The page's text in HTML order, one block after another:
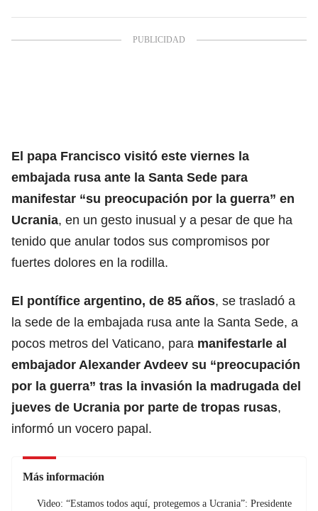
El papa Francisco visitó este viernes la
embajada rusa ante la Santa Sede para
manifestar “su preocupación por la guerra” en
Ucrania, en un gesto inusual y a pesar de que ha
tenido que anular todos sus compromisos por
fuertes dolores en la rodilla.
El pontífice argentino, de 85 años, se trasladó a
la sede de la embajada rusa ante la Santa Sede, a
pocos metros del Vaticano, para manifestarle al
embajador Alexander Avdeev su “preocupación
por la guerra” tras la invasión la madrugada del
jueves de Ucrania por parte de tropas rusas,
informó un vocero papal.
Más información
Video: “Estamos todos aquí, protegemos a Ucrania”: Presidente